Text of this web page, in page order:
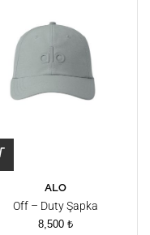
ALO
Off – Duty Şapka
8,500 ₺